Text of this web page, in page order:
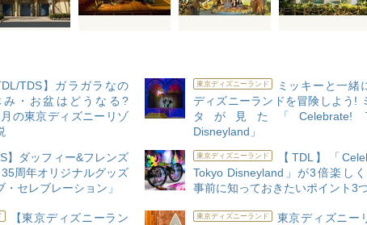
TDS】ガラガラなの
・お盆はどうなる?
の東京ディズニーリゾ
東京ディズニーランド
ミッキーと一緒
ディズニーランドを冒険しよう!
タが見た「Celebrate!
Disneyland」
】ダッフィー&フレンズ
周年オリジナルグッズ
・セレブレーション」
東京ディズニーランド
【TDL】「
Tokyo Disneyland」が3倍楽し
事前に知っておきたいポイント3
【東京ディズニーラン
東京ディズニーランド
東京ディズニー